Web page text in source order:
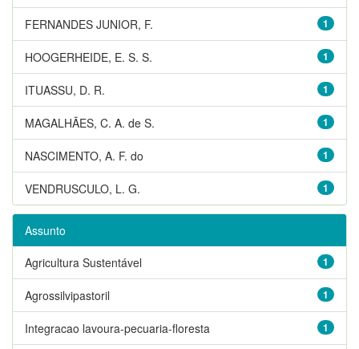
1
FERNANDES JUNIOR, F.
1
HOOGERHEIDE, E. S. S.
1
ITUASSU, D. R.
1
MAGALHÃES, C. A. de S.
1
NASCIMENTO, A. F. do
1
VENDRUSCULO, L. G.
Assunto
1
Agricultura Sustentável
1
Agrossilvipastoril
1
Integracao lavoura-pecuaria-floresta